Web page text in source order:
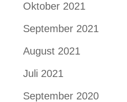
Oktober 2021
September 2021
August 2021
Juli 2021
September 2020